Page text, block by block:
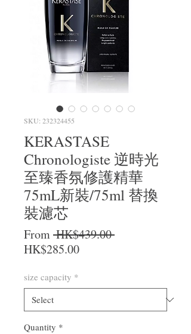
SKU: 232324455
KERASTASE
Chronologiste 逆時光
至臻香氛修護精華
75mL新裝/75ml 替換
裝濾芯
From HK$439.00 Regular Price
HK$285.00Sale Price
size capacity *
Quantity *